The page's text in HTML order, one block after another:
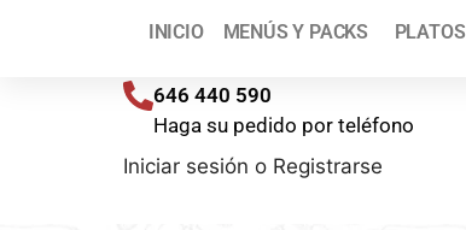
646 440 590
Haga su pedido por teléfono
Iniciar sesión o Registrarse
INICIO MENÚS Y PACKS PLATOS